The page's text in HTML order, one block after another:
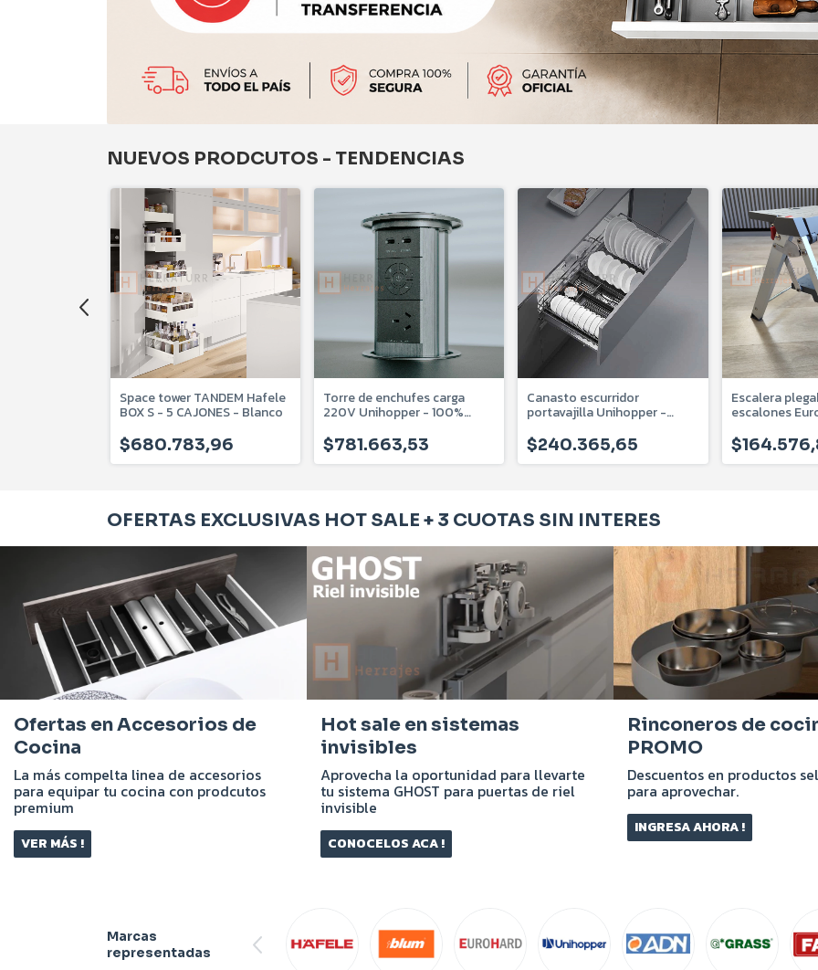
NUEVOS PRODCUTOS - TENDENCIAS
Space tower TANDEM Hafele
BOX S - 5 CAJONES - Blanco
$680.783,96
Torre de enchufes carga
220V Unihopper - 100%
U-731-09
$781.663,53
Canasto escurridor
portavajilla Unihopper -
732-02-80
$240.365,65
Escalera
escalones
OFERTAS EXCLUSIVAS HOT SALE + 3 CUOTAS SIN INTERES
Ofertas en Accesorios de
Cocina
La más compelta linea de accesorios
para equipar tu cocina con prodcutos
premium
VER MÁS !
Hot sale en sistemas
invisibles
Aprovecha la oportunidad para llevarte
tu sistema GHOST para puertas de riel
invisible
CONOCELOS ACA !
Rinconeros de
PROMO
Descuentos en productos
para aprovechar.
INGRESA AHORA !
Marcas
representadas